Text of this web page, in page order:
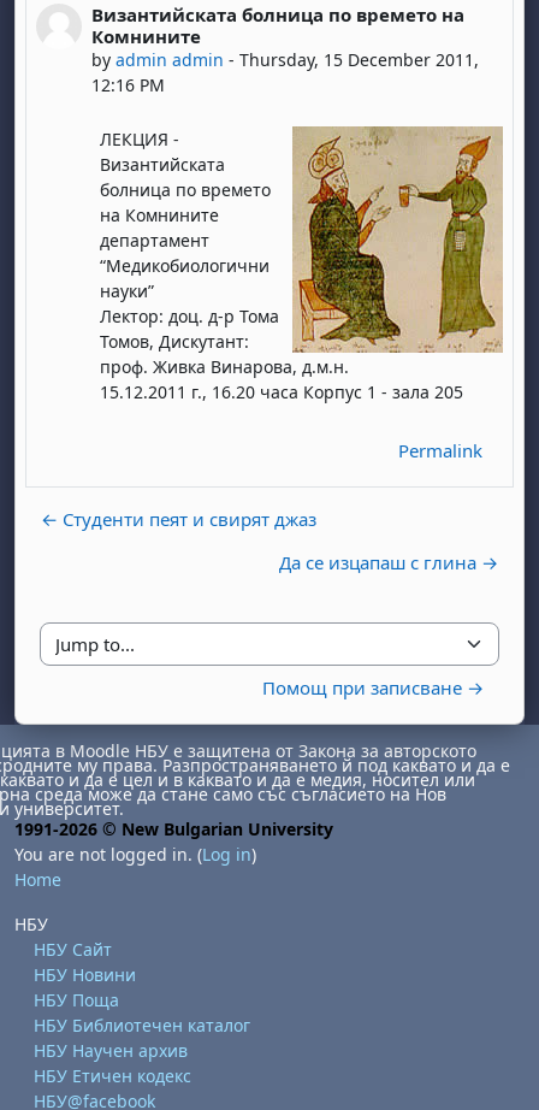
Византийската болница по времето на
Комнините
by admin admin - Thursday, 15 December 2011,
12:16 PM
Number of replies: 0
ЛЕКЦИЯ -
Византийската
болница по времето
на Комнините
департамент
“Медикобиологични
науки”
Лектор: доц. д-р Тома
Томов, Дискутант:
проф. Живка Винарова, д.м.н.
15.12.2011 г., 16.20 часа Корпус 1 - зала 205
Permalink
← Студенти пеят и свирят джаз
Да се изцапаш с глина →
Jump to...
Помощ при записване →
1 August
2 August
8 August
9 August
15 August
16 August
22 August
23 August
29 August
30 August
в Moodle НБУ е защитена от Закона за авторското
му права. Разпространяването й под каквато и да е
и да е цел и в каквато и да е медия, носител или
среда може да стане само със съгласието на Нов
университет.
1991-2026 © New Bulgarian University
You are not logged in. (Log in)
Home
НБУ
НБУ Сайт
НБУ Новини
НБУ Поща
НБУ Библиотечен каталог
НБУ Научен архив
НБУ Етичен кодекс
НБУ@facebook